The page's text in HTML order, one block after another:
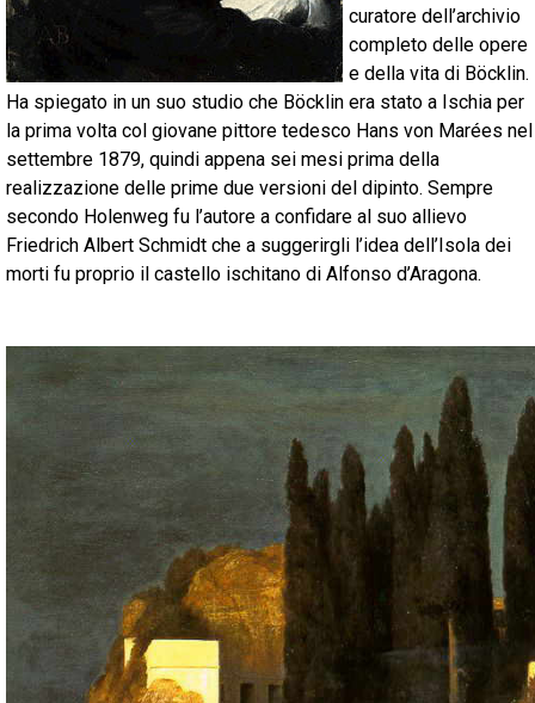
curatore dell’archivio
completo delle opere
e della vita di Böcklin.
Ha spiegato in un suo studio che Böcklin era stato a Ischia per
la prima volta col giovane pittore tedesco Hans von Marées nel
settembre 1879, quindi appena sei mesi prima della
realizzazione delle prime due versioni del dipinto. Sempre
secondo Holenweg fu l’autore a confidare al suo allievo
Friedrich Albert Schmidt che a suggerirgli l’idea dell’Isola dei
morti fu proprio il castello ischitano di Alfonso d’Aragona.